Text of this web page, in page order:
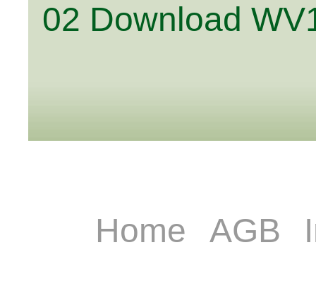
02 Download
Home AGB